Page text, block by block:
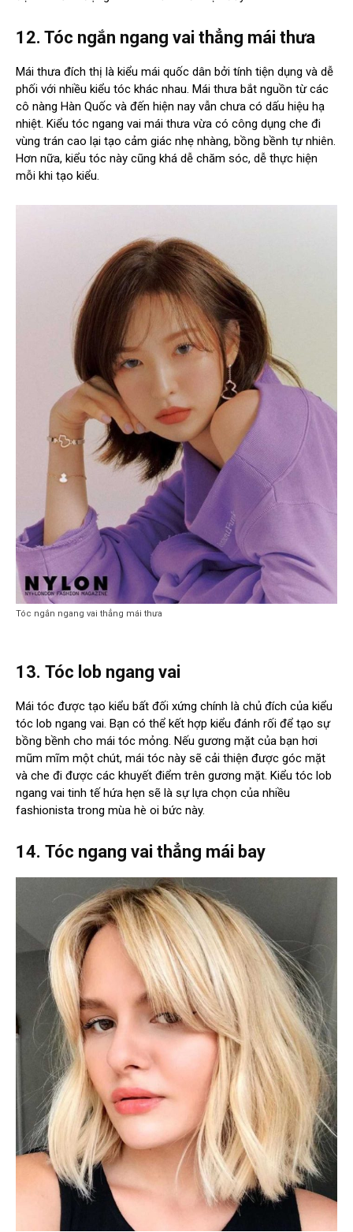
12. Tóc ngắn ngang vai thẳng mái thưa
Mái thưa đích thị là kiểu mái quốc dân bởi tính tiện dụng và dễ
phối với nhiều kiểu tóc khác nhau. Mái thưa bắt nguồn từ các
cô nàng Hàn Quốc và đến hiện nay vẫn chưa có dấu hiệu hạ
nhiệt. Kiểu tóc ngang vai mái thưa vừa có công dụng che đi
vùng trán cao lại tạo cảm giác nhẹ nhàng, bồng bềnh tự nhiên.
Hơn nữa, kiểu tóc này cũng khá dễ chăm sóc, dễ thực hiện
mỗi khi tạo kiểu.
Tóc ngắn ngang vai thẳng mái thưa
13. Tóc lob ngang vai
Mái tóc được tạo kiểu bất đối xứng chính là chủ đích của kiểu
tóc lob ngang vai. Bạn có thể kết hợp kiểu đánh rối để tạo sự
bồng bềnh cho mái tóc mỏng. Nếu gương mặt của bạn hơi
mũm mĩm một chút, mái tóc này sẽ cải thiện được góc mặt
và che đi được các khuyết điểm trên gương mặt. Kiểu tóc lob
ngang vai tinh tế hứa hẹn sẽ là sự lựa chọn của nhiều
fashionista trong mùa hè oi bức này.
14. Tóc ngang vai thẳng mái bay